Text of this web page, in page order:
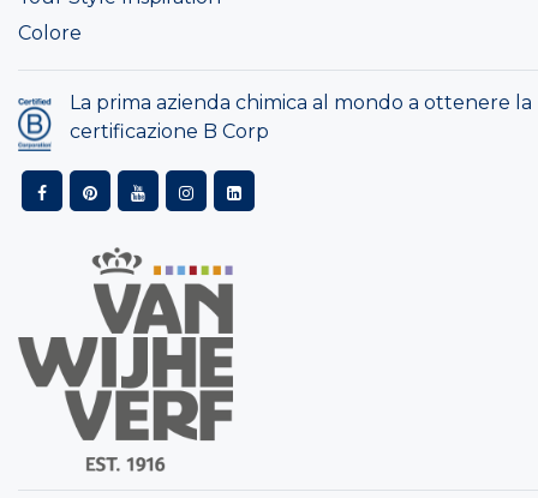
Colore
La prima azienda chimica al mondo a ottenere la
certificazione B Corp